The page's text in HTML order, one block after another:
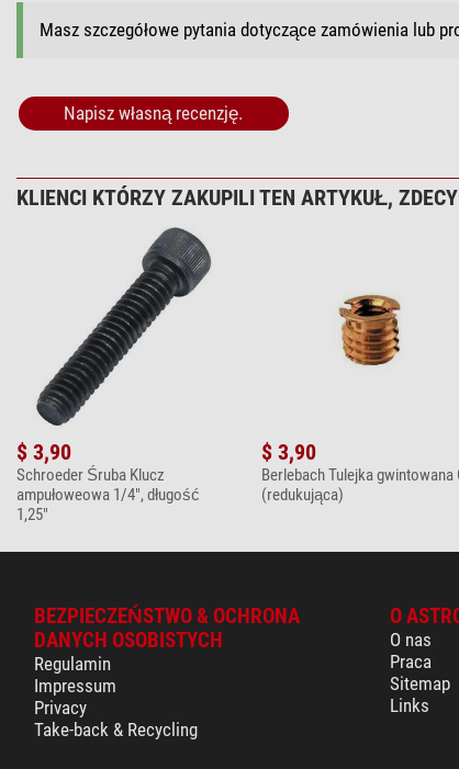
Masz szczegółowe pytania dotyczące zamówienia lub
Napisz własną recenzję.
KLIENCI KTÓRZY ZAKUPILI TEN ARTYKUŁ,
$ 3,90
Schroeder Śruba Klucz
ampułoweowa 1/4", długość
1,25"
$ 3,90
Berlebach Tulejka gwintowana
(redukująca)
BEZPIECZEŃSTWO & OCHRONA
DANYCH OSOBISTYCH
Regulamin
Impressum
Privacy
Take-back & Recycling
O
O nas
Praca
Sitemap
Links